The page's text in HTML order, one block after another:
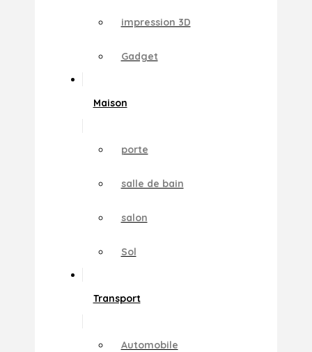
impression 3D
Gadget
Maison
porte
salle de bain
salon
Sol
Transport
Automobile